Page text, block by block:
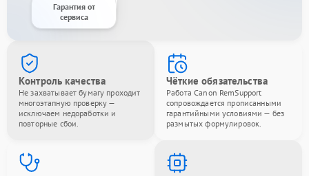
Гарантия от
сервиса
Контроль качества
Не захватывает бумагу проходит
многоэтапную проверку —
исключаем недоработки и
повторные сбои.
Чёткие обязательства
Работа Canon RemSupport
сопровождается прописанными
гарантийными условиями — без
размытых формулировок.